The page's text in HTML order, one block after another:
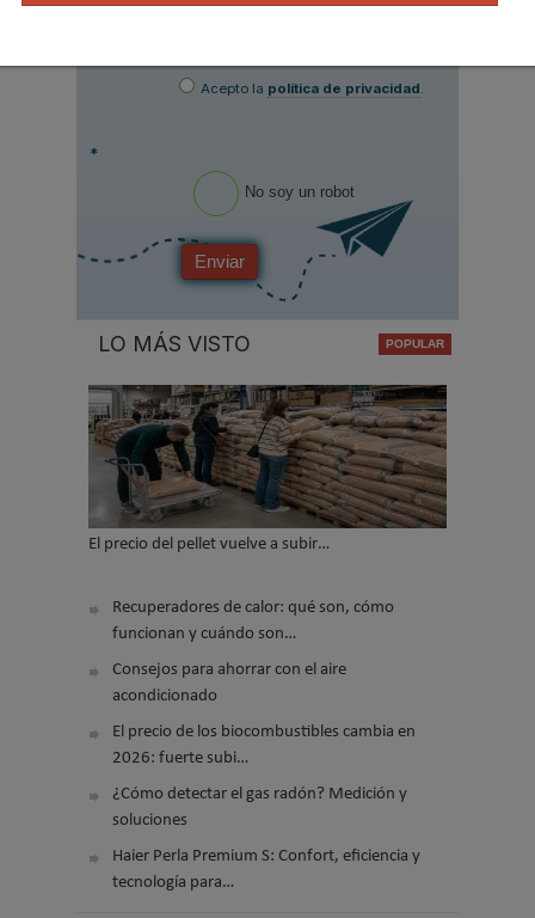
Ocupación *
Acepto la política de privacidad
*
No soy un robot
Enviar
LO MÁS VISTO
El precio del pellet vuelve a subir…
Recuperadores de calor: qué son, cómo
funcionan y cuándo son…
Consejos para ahorrar con el aire
acondicionado
El precio de los biocombustibles cambia en
2026: fuerte subi…
¿Cómo detectar el gas radón? Medición y
soluciones
Haier Perla Premium S: Confort, eficiencia y
tecnología para…